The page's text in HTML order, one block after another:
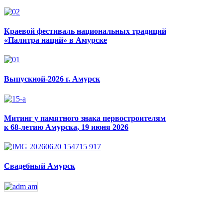
Краевой фестиваль национальных традиций
«Палитра наций» в Амурске
Выпускной-2026 г. Амурск
Митинг у памятного знака первостроителям
к 68-летию Амурска, 19 июня 2026
Свадебный Амурск